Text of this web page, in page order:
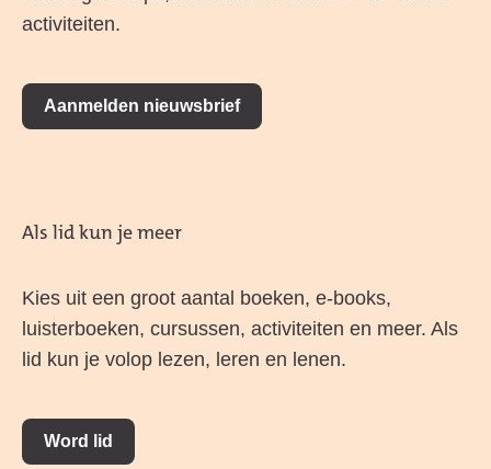
activiteiten.
Aanmelden nieuwsbrief
Als lid kun je meer
Kies uit een groot aantal boeken, e-books,
luisterboeken, cursussen, activiteiten en meer. Als
lid kun je volop lezen, leren en lenen.
Word lid